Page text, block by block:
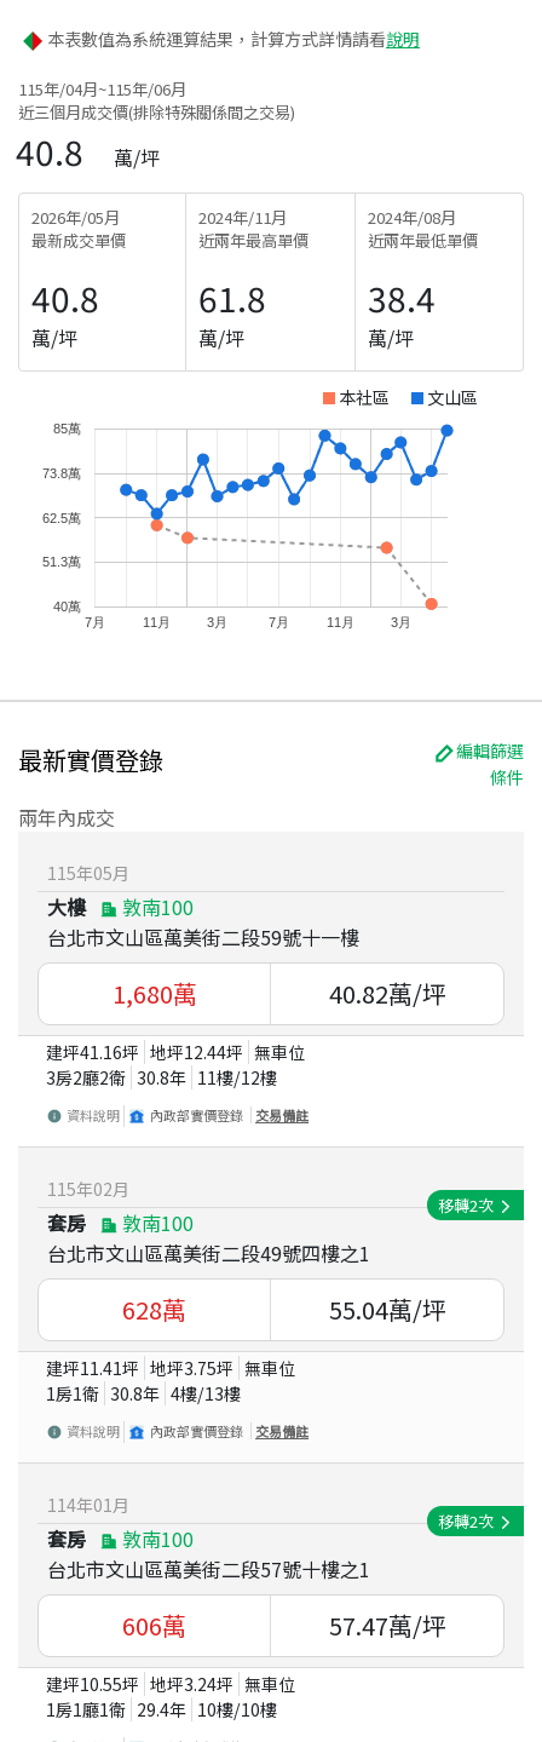
本表數值為系統運算結果，計算方式詳情請看說明
115年/04月~115年/06月
近三個月成交價(排除特殊關係間之交易)
40.8 萬/坪
2026年/05月
最新成交單價
40.8
萬/坪
2024年/11月
近兩年最高單價
61.8
萬/坪
2024年/08月
近兩年最低單價
38.4
萬/坪
本社區 文山區
7月 11月 3月 7月 11月 3月
40萬
51.3萬
62.5萬
73.8萬
85萬
最新實價登錄
編輯篩選
條件
兩年內成交
115年05月
大樓
敦南100
台北市文山區萬美街二段59號十一樓
1,680萬 40.82萬/坪
建坪41.16坪 地坪12.44坪 無車位
3房2廳2衛 30.8年 11樓/12樓
資料說明 內政部實價登錄 交易備註
115年02月
套房
敦南100
台北市文山區萬美街二段49號四樓之1
移轉2次
628萬 55.04萬/坪
建坪11.41坪 地坪3.75坪 無車位
1房1衛 30.8年 4樓/13樓
資料說明 內政部實價登錄 交易備註
114年01 月
套房
敦南100
台北市文山區萬美街二段57號十樓之1
移轉2次
606萬 57.47萬/坪
建坪10.55坪 地坪3.24坪 無車位
1房1廳1衛 29.4年 10樓/10樓